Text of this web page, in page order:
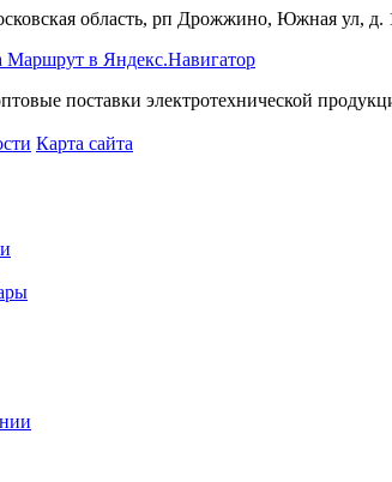
область, рп Дрожжино, Южная ул, д.
Маршрут в Яндекс.Навигатор
поставки электротехнической
Карта сайта